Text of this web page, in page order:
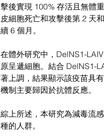
擊後實現 100% 存活且無體
皮細胞死亡和攻擊後第 2 天
續 6 個月。
在體外研究中，DelNS1-
原呈遞細胞。結合 DelNS1-
著上調，結果顯示該疫苗具
機制主要歸因於抗體反應。
綜上所述，本研究為減毒流
種的人群。